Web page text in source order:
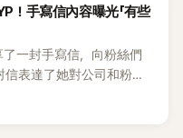
！手寫信內容曝光「有些
一封手寫信，向粉絲們
表達了她對公司和粉絲